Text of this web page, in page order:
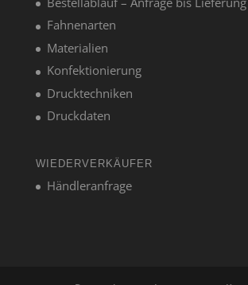
Fahnenarten
Materialien
Konfektionierung
Drucktechniken
Druckdaten
WIEDERVERKÄUFER
Händleranfrage